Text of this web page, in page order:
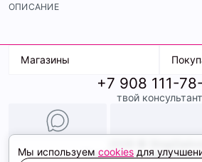
ОПИСАНИЕ
Магазины
ТК Терминал
ТРК Континент
Условия
Образы
+7 908 111-
твой консультант
Политика
Мы используем cookies для